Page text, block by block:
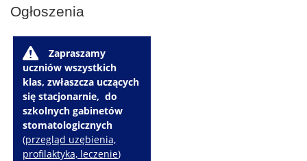
Ogłoszenia
W
Zapraszamy
uczniów wszystkich
klas, zwłaszcza uczących
się stacjonarnie, do
szkolnych gabinetów
stomatologicznych
(przegląd uzębienia,
profilaktyka, leczenie)